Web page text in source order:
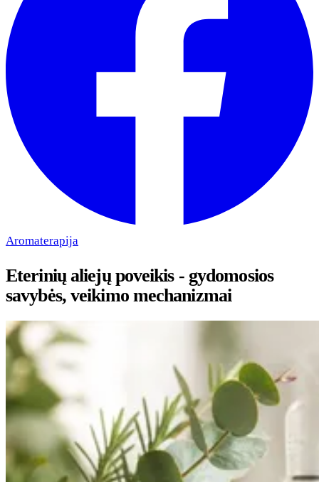
Aromaterapija
Eterinių aliejų poveikis - gydomosios
savybės, veikimo mechanizmai